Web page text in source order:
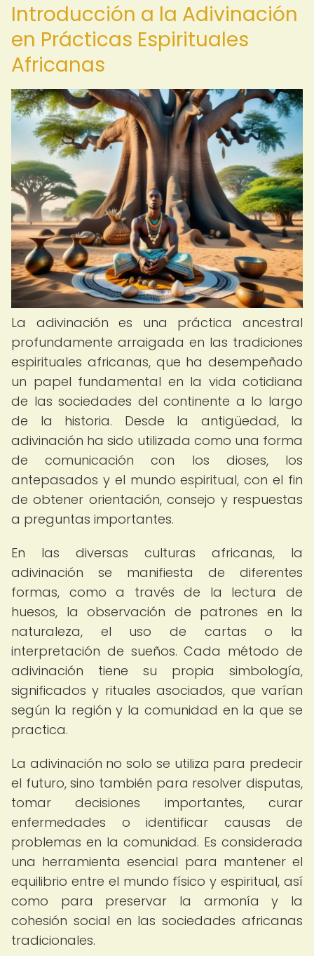
Introducción a la Adivinación
en Prácticas Espirituales
Africanas
La adivinación es una práctica ancestral
profundamente arraigada en las tradiciones
espirituales africanas, que ha desempeñado
un papel fundamental en la vida cotidiana
de las sociedades del continente a lo largo
de la historia. Desde la antigüedad, la
adivinación ha sido utilizada como una forma
de comunicación con los dioses, los
antepasados ​​y el mundo espiritual, con el fin
de obtener orientación, consejo y respuestas
a preguntas importantes.
En las diversas culturas africanas, la
adivinación se manifiesta de diferentes
formas, como a través de la lectura de
huesos, la observación de patrones en la
naturaleza, el uso de cartas o la
interpretación de sueños. Cada método de
adivinación tiene su propia simbología,
significados y rituales asociados, que varían
según la región y la comunidad en la que se
practica.
La adivinación no solo se utiliza para predecir
el futuro, sino también para resolver disputas,
tomar decisiones importantes, curar
enfermedades o identificar causas de
problemas en la comunidad. Es considerada
una herramienta esencial para mantener el
equilibrio entre el mundo físico y espiritual, así
como para preservar la armonía y la
cohesión social en las sociedades africanas
tradicionales.